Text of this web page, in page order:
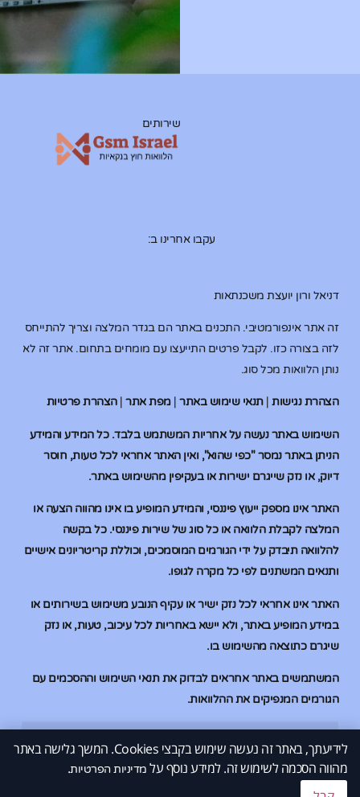
דניאל ורון יועצת משכנתאות
זה אתר אינפורמטיבי. התכנים באתר הם בגדר המלצה וצריך להתייחס
לזה בצורה כזו. לקבל פרטים התייעצו עם מומחים בתחום. אתר זה לא
נותן הלוואות מכל סוג.
הצהרת נגישות|תנאי שימוש באתר|מפת אתר|הצהרת פרטיות
השימוש באתר נעשה על אחריות המשתמש בלבד. כל המידע והמידע
הניתן באתר נמסר "כפי שהוא", ואין האתר אחראי לכל טעות, חוסר
דיוק, או נזק שייגרם ישירות או בעקיפין מהשימוש באתר.
האתר אינו מספק ייעוץ פיננסי, והמידע המופיע בו אינו מהווה הצעה או
המלצה לקבלת הלוואה או כל סוג של שירות פיננסי. כל בקשה
להלוואה תיבדק על ידי הגורמים המוסמכים, וכוללת קריטריונים אישיים
ותנאים המשתנים לפי כל מקרה לגופו.
האתר אינו אחראי לכל נזק ישיר או עקיף הנובע משימוש בשירותים או
במידע המופיע באתר, ולא יישא באחריות לכל עיכוב, טעות, או נזק
שיגרם כתוצאה מהשימוש בו.
המשתמשים באתר אחראים לבדוק את תנאי השימוש וההסכמים עם
הגורמים המנפיקים את ההלוואות.
© 2026 All Rights Reserved.
שירותים
עקבו אחרינו ב:
לידיעתך, באתר זה נעשה שימוש בקבצי Cookies. המשך גלישה באתר
מהווה הסכמה לשימוש זה. למידע נוסף על מדיניות הפרטיות.